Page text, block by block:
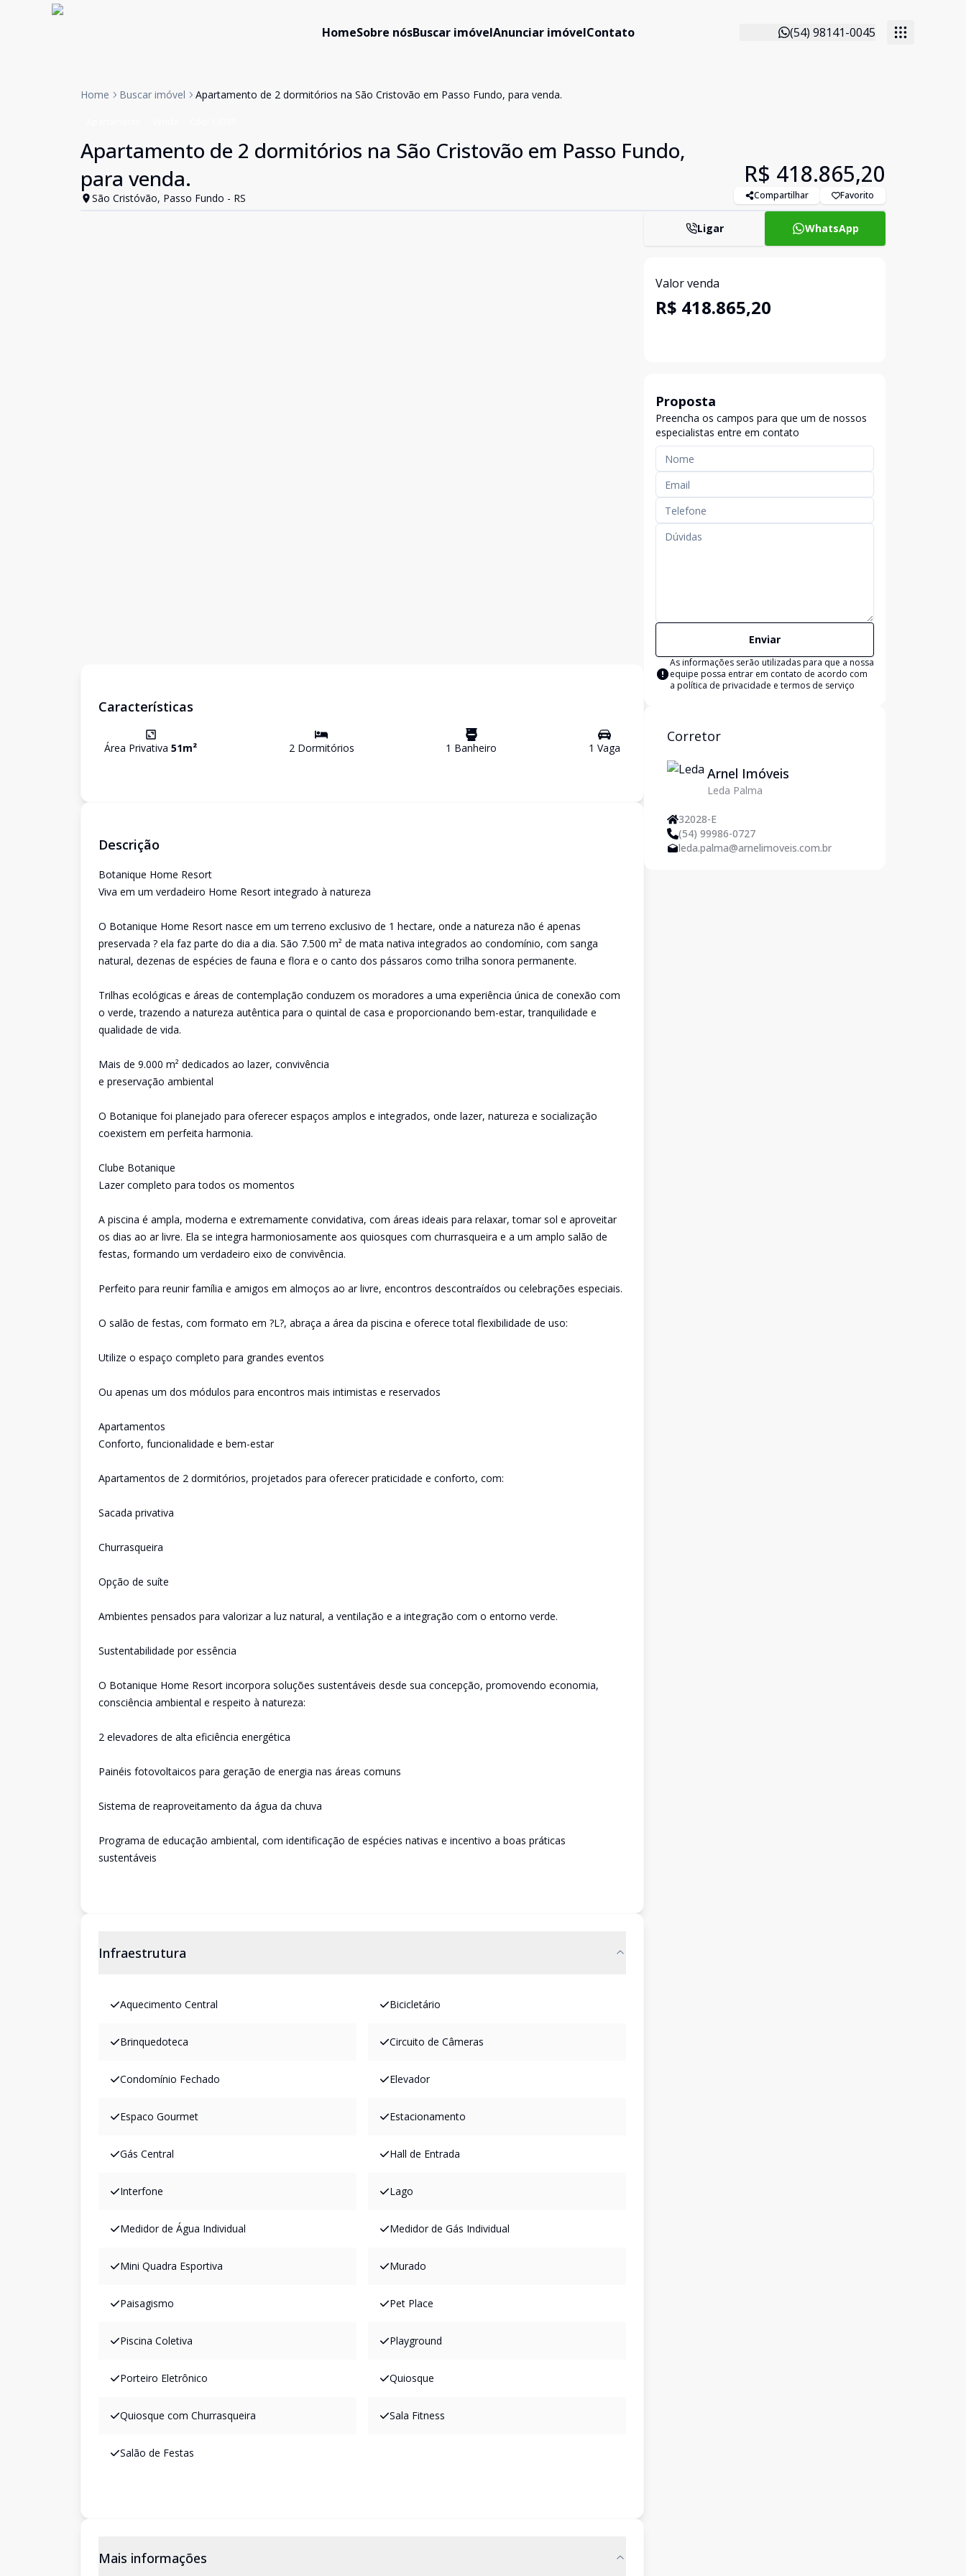
HomeSobre nósBuscar imóvelAnunciar imóvelContato (54) 98141-0045
Home Buscar imóvel Apartamento de 2 dormitórios na São Cristovão em Passo Fundo, para venda.
Apartamento de 2 dormitórios na São Cristovão em Passo Fundo,
para venda.
São Cristóvão, Passo Fundo - RS
R$ 418.865,20
Compartilhar Favorito
Características
Área Privativa 51m² 2Dormitórios 1 Banheiro 1 Vaga
Descrição
Botanique Home Resort
Viva em um verdadeiro Home Resort integrado à natureza
O Botanique Home Resort nasce em um terreno exclusivo de 1 hectare, onde a natureza não é apenas
preservada ? ela faz parte do dia a dia. São 7.500 m² de mata nativa integrados ao condomínio, com sanga
natural, dezenas de espécies de fauna e flora e o canto dos pássaros como trilha sonora permanente.
Trilhas ecológicas e áreas de contemplação conduzem os moradores a uma experiência única de conexão com
o verde, trazendo a natureza autêntica para o quintal de casa e proporcionando bem-estar, tranquilidade e
qualidade de vida.
Mais de 9.000 m² dedicados ao lazer, convivência
e preservação ambiental
O Botanique foi planejado para oferecer espaços amplos e integrados, onde lazer, natureza e socialização
coexistem em perfeita harmonia.
Clube Botanique
Lazer completo para todos os momentos
A piscina é ampla, moderna e extremamente convidativa, com áreas ideais para relaxar, tomar sol e aproveitar
os dias ao ar livre. Ela se integra harmoniosamente aos quiosques com churrasqueira e a um amplo salão de
festas, formando um verdadeiro eixo de convivência.
Perfeito para reunir família e amigos em almoços ao ar livre, encontros descontraídos ou celebrações especiais.
O salão de festas, com formato em ?L?, abraça a área da piscina e oferece total flexibilidade de uso:
Utilize o espaço completo para grandes eventos
Ou apenas um dos módulos para encontros mais intimistas e reservados
Apartamentos
Conforto, funcionalidade e bem-estar
Apartamentos de 2 dormitórios, projetados para oferecer praticidade e conforto, com:
Sacada privativa
Churrasqueira
Opção de suíte
Ambientes pensados para valorizar a luz natural, a ventilação e a integração com o entorno verde.
Sustentabilidade por essência
O Botanique Home Resort incorpora soluções sustentáveis desde sua concepção, promovendo economia,
consciência ambiental e respeito à natureza:
2 elevadores de alta eficiência energética
Painéis fotovoltaicos para geração de energia nas áreas comuns
Sistema de reaproveitamento da água da chuva
Programa de educação ambiental, com identificação de espécies nativas e incentivo a boas práticas
sustentáveis
Infraestrutura
Aquecimento Central Bicicletário
Brinquedoteca Circuito de Câmeras
Condomínio Fechado Elevador
Espaco Gourmet Estacionamento
Gás Central Hall de Entrada
Interfone Lago
Medidor de Água Individual Medidor de Gás Individual
Mini Quadra Esportiva Murado
Paisagismo Pet Place
Piscina Coletiva Playground
Porteiro Eletrônico Quiosque
Quiosque com Churrasqueira Sala Fitness
Salão de Festas
Mais informações
Ligar WhatsApp
Valor venda
R$ 418.865,20
Proposta
Preencha os campos para que um de nossos
especialistas entre em contato
Enviar
As informações serão utilizadas para que a nossa
equipe possa entrar em contato de acordo com
a política de privacidade e termos de serviço
Corretor
Arnel Imóveis
Leda Palma
32028-E
(54) 99986-0727
leda.palma@arnelimoveis.com.br